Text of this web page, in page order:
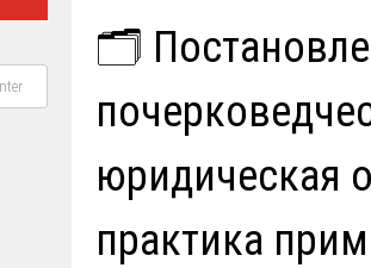
🗂️
юридическая
практика